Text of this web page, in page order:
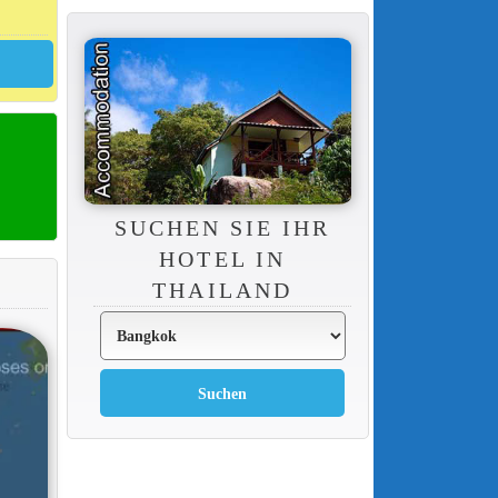
SUCHEN SIE IHR
HOTEL IN
THAILAND